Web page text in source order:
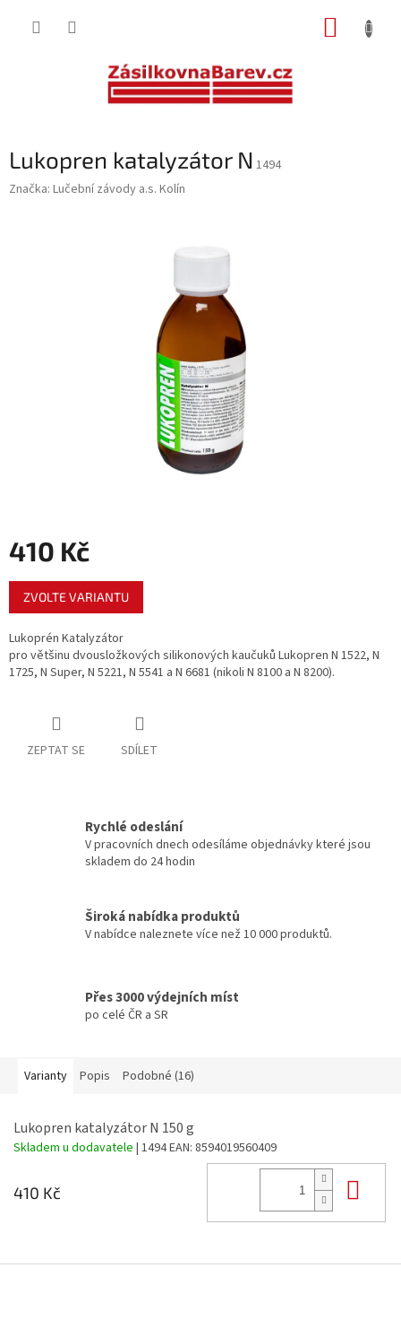
Lukopren katalyzátor N 1494
Značka: Lučební závody a.s. Kolín
410 Kč
Měrná
cena:
ZVOLTE VARIANTU
Lukoprén Katalyzátor
pro většinu dvousložkových silikonových kaučuků Lukopren N 1522, N
1725, N Super, N 5221, N 5541 a N 6681 (nikoli N 8100 a N 8200).
ZEPTAT SE SDÍLET
Rychlé odeslání
V pracovních dnech odesíláme objednávky které jsou
skladem do 24 hodin
Široká nabídka produktů
V nabídce naleznete více než 10 000 produktů.
Přes 3000 výdejních míst
po celé ČR a SR
Varianty Popis Podobné (16)
Lukopren katalyzátor N 150 g
Skladem u dodavatele | 1494EAN: 8594019560409
410 Kč